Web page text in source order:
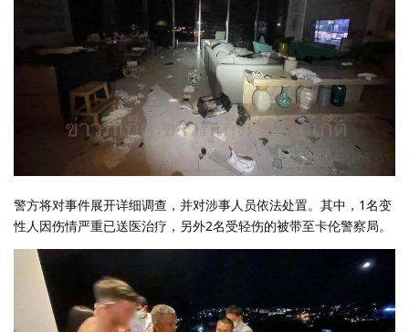
警方将对事件展开详细调查，并对涉事人员依法处置。其中，1名变
性人因伤情严重已送医治疗，另外2名受轻伤的被带至卡伦警察局。